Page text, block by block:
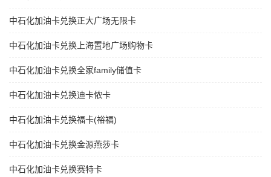
中石化加油卡兑换正大广场无限卡
中石化加油卡兑换上海置地广场购物卡
中石化加油卡兑换全家family储值卡
中石化加油卡兑换迪卡侬卡
中石化加油卡兑换福卡(裕福)
中石化加油卡兑换金源燕莎卡
中石化加油卡兑换赛特卡